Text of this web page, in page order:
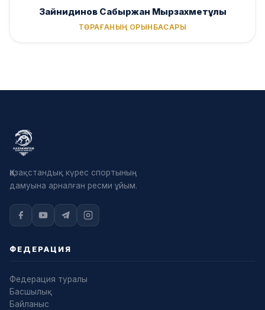
Зайнидинов Сабыржан Мырзахметұлы
ТӨРАҒАНЫҢ ОРЫНБАСАРЫ
Қазақстандық күрес спортының
дамуына арналған ресми ұйым.
ФЕДЕРАЦИЯ
Федерация туралы
Басшылық
Байланыс